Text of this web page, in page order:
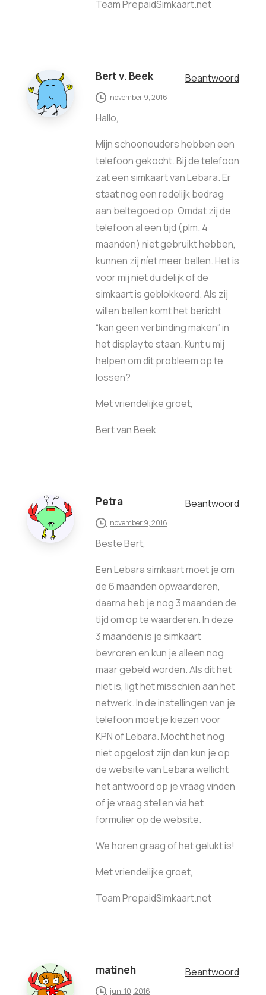
Team PrepaidSimkaart.net
Bert v. Beek Beantwoord
november 9, 2016
Hallo,
Mijn schoonouders hebben een
telefoon gekocht. Bij de telefoon
zat een simkaart van Lebara. Er
staat nog een redelijk bedrag
aan beltegoed op. Omdat zij de
telefoon al een tijd (plm. 4
maanden) niet gebruikt hebben,
kunnen zij níet meer bellen. Het is
voor mij niet duidelijk of de
simkaart is geblokkeerd. Als zij
willen bellen komt het bericht
“kan geen verbinding maken” in
het display te staan. Kunt u mij
helpen om dit probleem op te
lossen?
Met vriendelijke groet,
Bert van Beek
Petra Beantwoord
november 9, 2016
Beste Bert,
Een Lebara simkaart moet je om
de 6 maanden opwaarderen,
daarna heb je nog 3 maanden de
tijd om op te waarderen. In deze
3 maanden is je simkaart
bevroren en kun je alleen nog
maar gebeld worden. Als dit het
niet is, ligt het misschien aan het
netwerk. In de instellingen van je
telefoon moet je kiezen voor
KPN of Lebara. Mocht het nog
niet opgelost zijn dan kun je op
de website van Lebara wellicht
het antwoord op je vraag vinden
of je vraag stellen via het
formulier op de website.
We horen graag of het gelukt is!
Met vriendelijke groet,
Team PrepaidSimkaart.net
matineh Beantwoord
juni 10, 2016